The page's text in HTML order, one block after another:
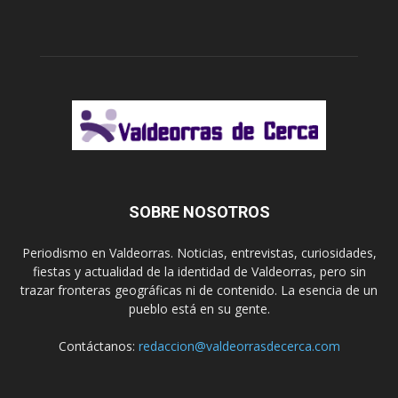
SOBRE NOSOTROS
Periodismo en Valdeorras. Noticias, entrevistas, curiosidades,
fiestas y actualidad de la identidad de Valdeorras, pero sin
trazar fronteras geográficas ni de contenido. La esencia de un
pueblo está en su gente.
Contáctanos: redaccion@valdeorrasdecerca.com